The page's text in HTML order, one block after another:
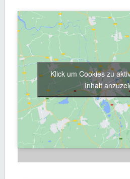
Klick um Cookies zu
Inhalt